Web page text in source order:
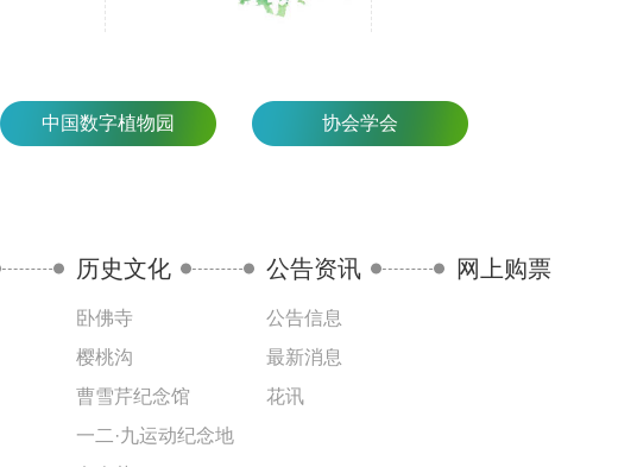
中国数字植物园 协会学会
历史文化
卧佛寺
樱桃沟
曹雪芹纪念馆
一二·九运动纪念地
公告资讯
公告信息
最新消息
花讯
网上购票